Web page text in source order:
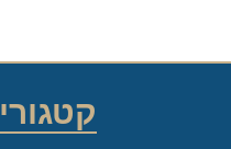
קטגוריות